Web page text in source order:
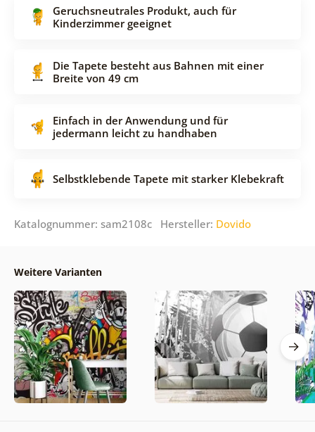
Geruchsneutrales Produkt, auch für
Kinderzimmer geeignet
Die Tapete besteht aus Bahnen mit einer
Breite von 49 cm
Einfach in der Anwendung und für
jedermann leicht zu handhaben
Selbstklebende Tapete mit starker Klebekraft
Katalognummer: sam2108c Hersteller: Dovido
Weitere Varianten